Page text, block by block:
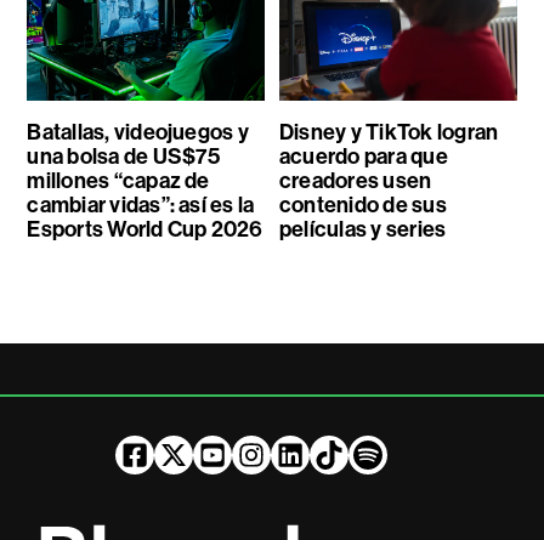
Batallas, videojuegos y
una bolsa de US$75
millones “capaz de
cambiar vidas”: así es la
Esports World Cup 2026
Disney y TikTok logran
acuerdo para que
creadores usen
contenido de sus
películas y series